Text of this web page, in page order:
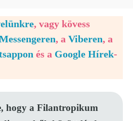
, vagy kövess
, a Viberen, a
és a Google Hírek-
hogy a Filantropikum